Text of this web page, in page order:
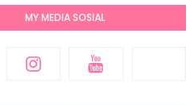
MY MEDIA SOSIAL